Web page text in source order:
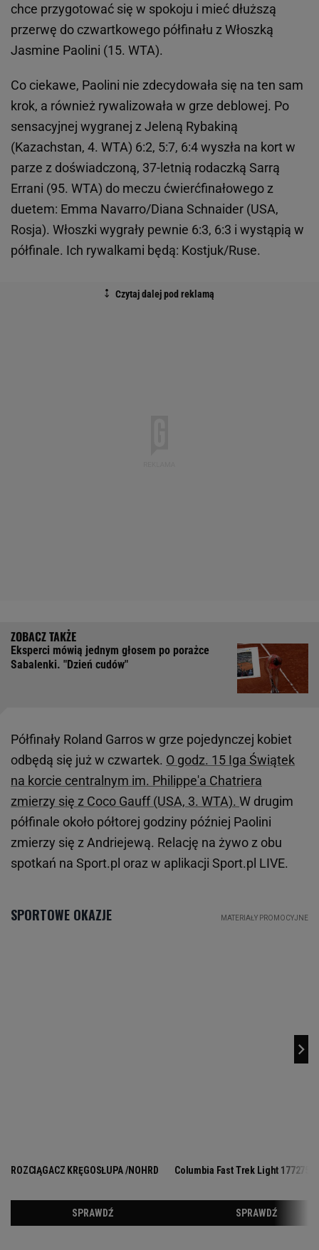
chce przygotować się w spokoju i mieć dłuższą
przerwę do czwartkowego półfinału z Włoszką
Jasmine Paolini (15. WTA).
Co ciekawe, Paolini nie zdecydowała się na ten sam
krok, a również rywalizowała w grze deblowej. Po
sensacyjnej wygranej z Jeleną Rybakiną
(Kazachstan, 4. WTA) 6:2, 5:7, 6:4 wyszła na kort w
parze z doświadczoną, 37-letnią rodaczką Sarrą
Errani (95. WTA) do meczu ćwierćfinałowego z
duetem: Emma Navarro/Diana Schnaider (USA,
Rosja). Włoszki wygrały pewnie 6:3, 6:3 i wystąpią w
półfinale. Ich rywalkami będą: Kostjuk/Ruse.
Eksperci mówią jednym głosem po porażce
Sabalenki. "Dzień cudów"
Półfinały Roland Garros w grze pojedynczej kobiet
odbędą się już w czwartek. O godz. 15 Iga Świątek
na korcie centralnym im. Philippe'a Chatriera
zmierzy się z Coco Gauff (USA, 3. WTA). W drugim
półfinale około półtorej godziny później Paolini
zmierzy się z Andriejewą. Relację na żywo z obu
spotkań na Sport.pl oraz w aplikacji Sport.pl LIVE.